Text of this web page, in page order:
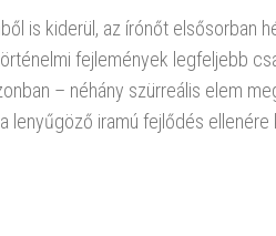
is kiderül, az írónőt elsősorban
fejlemények legfeljebb
– néhány szürreális elem
lenyűgöző iramú fejlődés ellenére